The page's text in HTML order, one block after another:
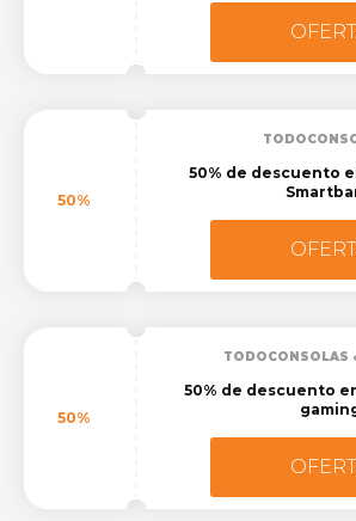
50%
50% de descuento
50%
TODOCONSOLAS
50% de descuento